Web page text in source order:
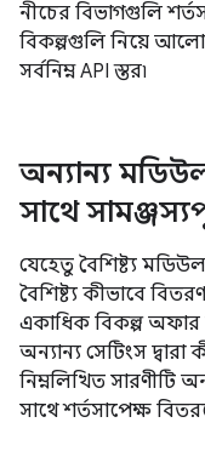
নীচের বিভাগগুলি
বিকল্পগুলি নিয়ে
সর্বনিম্ন API স্তর৷
অন্যান্য
সাথে
যেহেতু বৈশিষ্ট্য
বৈশিষ্ট্য কীভাবে
একাধিক বিকল্প অফার
অন্যান্য সেটিংস দ্বারা
নিম্নলিখিত
সাথে শর্তসাপেক্ষ